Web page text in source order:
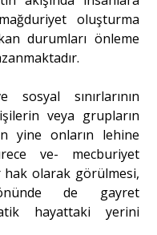
oluşturma
durumları önleme
sosyal sınırlarının
veya grupların
yine onların lehine
ve- mecburiyet
hak olarak görülmesi,
de gayret
hayattaki yerini